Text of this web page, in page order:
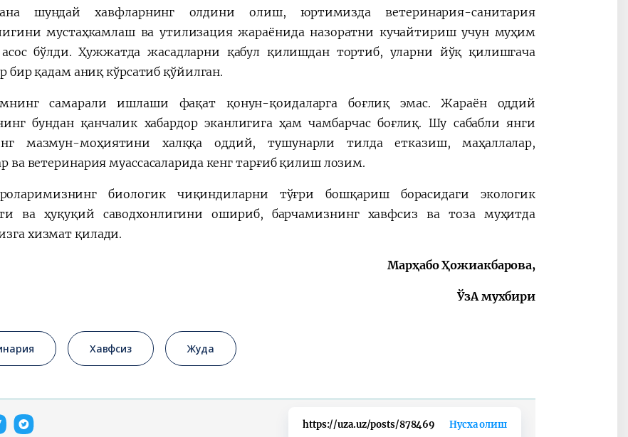
шундай хавфларнинг олдини олиш, юртимизда ветеринария-санитария
мустаҳкамлаш ва утилизация жараёнида назоратни кучайтириш учун муҳим
бўлди. Ҳужжатда жасадларни қабул қилишдан тортиб, уларни йўқ қилишгача
бир қадам аниқ кўрсатиб қўйилган.
самарали ишлаши фақат қонун-қоидаларга боғлиқ эмас. Жараён оддий
бундан қанчалик хабардор эканлигига ҳам чамбарчас боғлиқ. Шу сабабли янги
мазмун-моҳиятини халққа оддий, тушунарли тилда етказиш, маҳаллалар,
ва ветеринария муассасаларида кенг тарғиб қилиш лозим.
биологик чиқиндиларни тўғри бошқариш борасидаги экологик
ва ҳуқуқий саводхонлигини ошириб, барчамизнинг хавфсиз ва тоза муҳитда
хизмат қилади.
Марҳабо Ҳожиакбарова,
ЎзА мухбири
Хавфсиз Жуда
https://uza.uz/posts/878469 Нусха олиш